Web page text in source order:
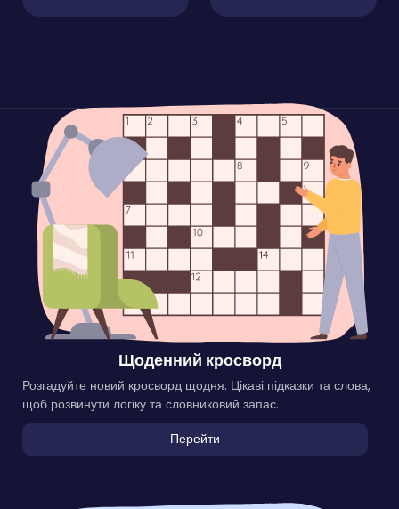
Щоденний кросворд
Розгадуйте новий кросворд щодня. Цікаві підказки та слова,
щоб розвинути логіку та словниковий запас.
Перейти